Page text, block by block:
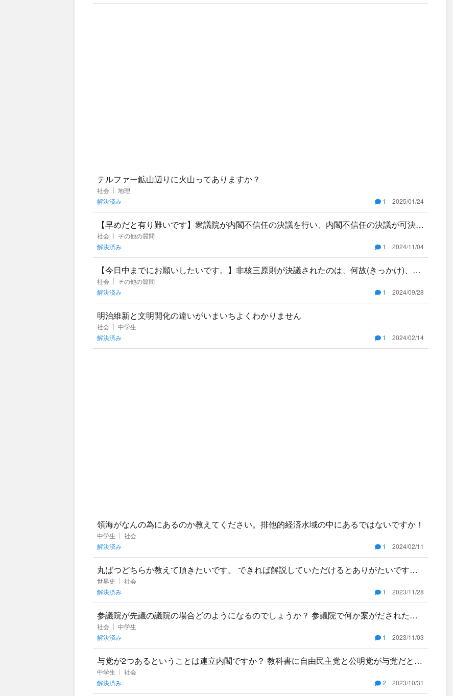
テルファー鉱山辺りに火山ってありますか？
社会
地理
解決済み
1 2025/01/24
【早めだと有り難いです】衆議院が内閣不信任の決議を行い、内閣不信任の決議が可決さ
れた場合、内閣は10日以内に衆議院の解散
社会
その他の質問
解決済み
1 2024/11/04
【今日中までにお願いしたいです。】非核三原則が決議されたのは、何故(きっかけ)、い
つですか？解答よろしくお願いします🙇🏻
社会
その他の質問
解決済み
1 2024/09/28
明治維新と文明開化の違いがいまいちよくわかりません
社会
中学生
解決済み
1 2024/02/14
領海がなんの為にあるのか教えてください。排他的経済水域の中にあるではないですか！
中学生
社会
解決済み
1 2024/02/11
丸ばつどちらか教えて頂きたいです。 できれば解説していただけるとありがたいです。
1-1. 啓蒙思想は神の恩寵論を基盤と
世界史
社会
解決済み
1 2023/11/28
参議院が先議の議院の場合どのようになるのでしょうか？ 参議院で何か案がだされたが
否決された。というような場合、参議院で可
社会
中学生
解決済み
1 2023/11/03
与党が2つあるということは連立内閣ですか？ 教科書に自由民主党と公明党が与党だと書
いてあるのですが自由民主党の議席数は2
中学生
社会
解決済み
2 2023/10/31